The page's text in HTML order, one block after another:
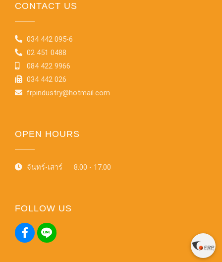
CONTACT US
034 442 095-6
02 451 0488
084 422 9966
034 442 026
frpindustry@hotmail.com
OPEN HOURS
จันทร์-เสาร์ 8.00 - 17.00
FOLLOW US